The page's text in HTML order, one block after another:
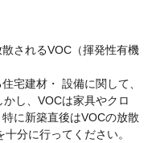
されるVOC（揮発性有機
宅建材・ 設備に関して、
し、VOCは家具やクロ
に新築直後はVOCの放散
分に行ってください。